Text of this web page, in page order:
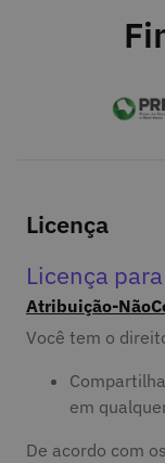
Licença
Licença
Atribuição-
Você tem o
em
De acordo com